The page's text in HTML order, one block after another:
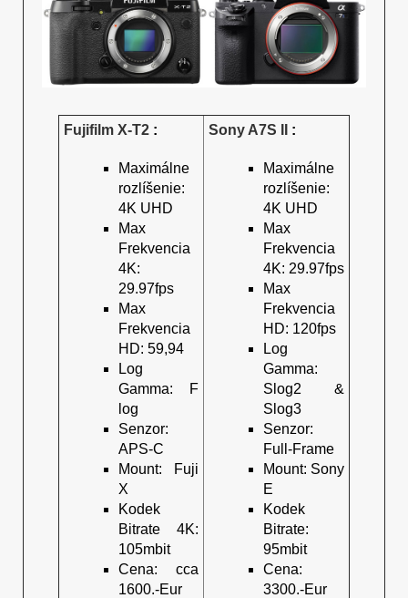
Fujifilm X-T2 :
Maximálne
rozlíšenie:
4K UHD
Max
Frekvencia
4K:
29.97fps
Max
Frekvencia
HD: 59,94
Log
Gamma: F
log
Senzor:
APS-C
Mount: Fuji
X
Kodek
Bitrate 4K:
105mbit
Cena: cca
1600.-Eur
Sony A7S II :
Maximálne
rozlíšenie:
4K UHD
Max
Frekvencia
4K: 29.97fps
Max
Frekvencia
HD: 120fps
Log
Gamma:
Slog2 &
Slog3
Senzor:
Full-Frame
Mount: Sony
E
Kodek
Bitrate:
95mbit
Cena:
3300.-Eur